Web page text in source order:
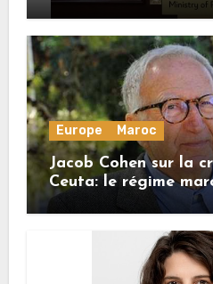
honore ses
Europe Maroc
Jacob Cohen sur la
Ceuta: le régime
bonne part de sa
de l’Union